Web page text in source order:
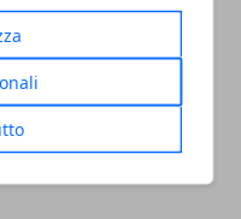
Articolo Successivo
(Grecia): le spiagge, il